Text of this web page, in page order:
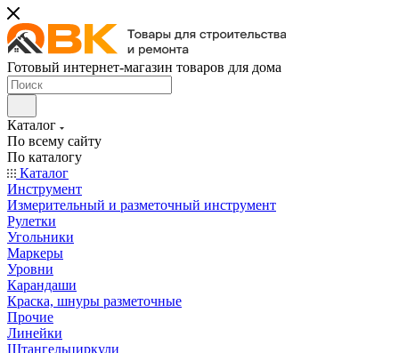
Готовый интернет-магазин товаров для дома
Каталог
По всему сайту
По каталогу
Каталог
Инструмент
Измерительный и разметочный инструмент
Рулетки
Угольники
Маркеры
Уровни
Карандаши
Краска, шнуры разметочные
Прочие
Линейки
Штангельциркули